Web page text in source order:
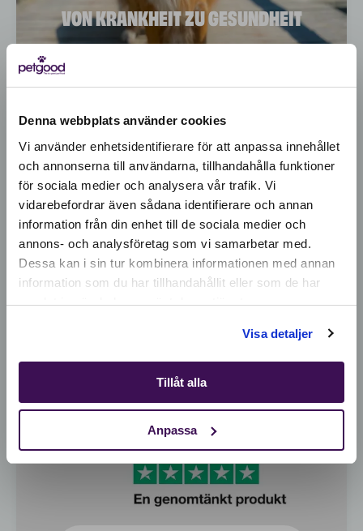
Denna webbplats använder cookies
Vi använder enhetsidentifierare för att anpassa innehållet
och annonserna till användarna, tillhandahålla funktioner
för sociala medier och analysera vår trafik. Vi
vidarebefordrar även sådana identifierare och annan
information från din enhet till de sociala medier och
annons- och analysföretag som vi samarbetar med.
Dessa kan i sin tur kombinera informationen med annan
information som du har tillhandahållit eller som de har
samlat in när du har använt deras tjänster.
Visa detaljer
Tillåt alla
Anpassa
Active location:
Germany
Currency: EUR
SELECT YOUR COUNTRY:
VON KRANKHEIT ZU GESUNDHEIT
Die Lösung war im Essen.